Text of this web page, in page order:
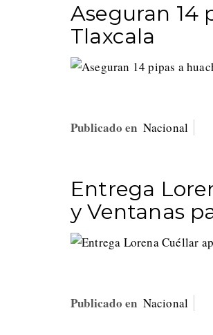
Aseguran 14
Tlaxcala
Publicado en Nacional
Entrega
y Ventanas
Publicado en Nacional